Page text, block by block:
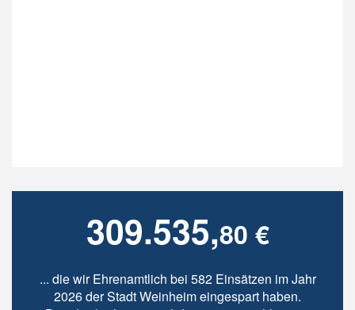
309.535,80 €
... die wir Ehrenamtlich bei 582 Einsätzen im Jahr
2026 der Stadt Weinheim eingespart haben.